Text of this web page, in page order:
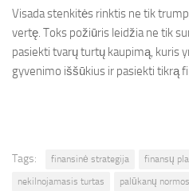
Visada stenkitės rinktis ne tik
vertę. Toks požiūris leidžia ne tik
pasiekti tvarų turtų kaupimą, kuris
gyvenimo iššūkius ir pasiekti tikrą
Tags: finansinė strategija finansų
nekilnojamasis turtas
palūkanų normos